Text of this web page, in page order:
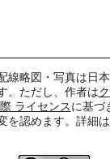
線略図・写真は日
。ただし、作者は
ライセンスに基づ
を認めます。詳細は